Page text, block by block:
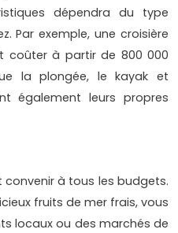
dépendra du type
Par exemple, une croisière
coûter à partir de 800 000
la plongée, le kayak et
également leurs propres
convenir à tous les budgets.
fruits de mer frais, vous
locaux ou des marchés de